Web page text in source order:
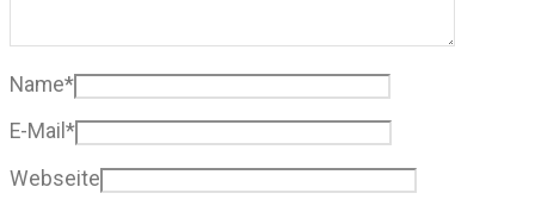
Name*
E-Mail *
Webseite